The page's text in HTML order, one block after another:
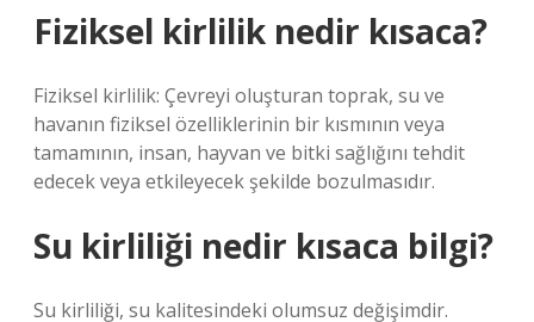
Fiziksel kirlilik nedir kısaca?
Fiziksel kirlilik: Çevreyi oluşturan toprak, su ve
havanın fiziksel özelliklerinin bir kısmının veya
tamamının, insan, hayvan ve bitki sağlığını tehdit
edecek veya etkileyecek şekilde bozulmasıdır.
Su kirliliği nedir kısaca bilgi?
Su kirliliği, su kalitesindeki olumsuz değişimdir.